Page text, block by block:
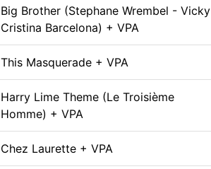
Big Brother (Stephane Wrembel - Vicky
Cristina Barcelona) + VPA
This Masquerade + VPA
Harry Lime Theme (Le Troisième
Homme) + VPA
Chez Laurette + VPA